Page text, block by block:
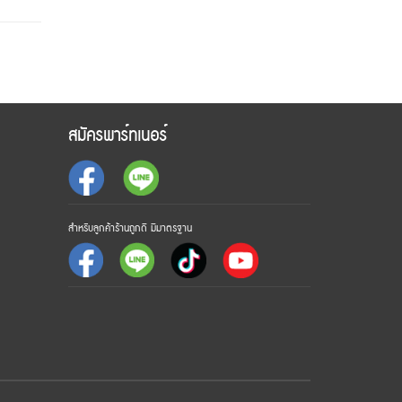
สมัครพาร์ทเนอร์
สำหรับลูกค้าร้านถูกดี มีมาตรฐาน